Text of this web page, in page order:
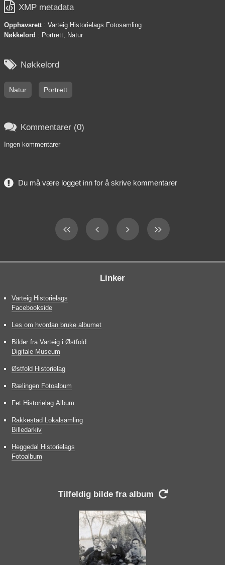
 XMP metadata
Opphavsrett: Varteig Historielags Fotosamling
Nøkkelord : Portrett, Natur
 Nøkkelord
Natur Portrett
 Kommentarer (0)
Ingen kommentarer
Du må være logget inn for å skrive kommentarer
Linker
Varteig Historielags
Facebookside
Les om hvordan bruke albumet
Bilder fra Varteig i Østfold
Digitale Museum
Østfold Historielag
Rælingen Fotoalbum
Fet Historielag Album
Rakkestad Lokalsamling
Billedarkiv
Heggedal Historielags
Fotoalbum
Tilfeldig bilde fra album 